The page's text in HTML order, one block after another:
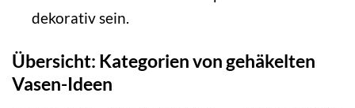
dekorativ sein.
Übersicht: Kategorien von gehäkelten
Vasen-Ideen